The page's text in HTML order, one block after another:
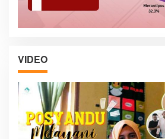
VIDEO